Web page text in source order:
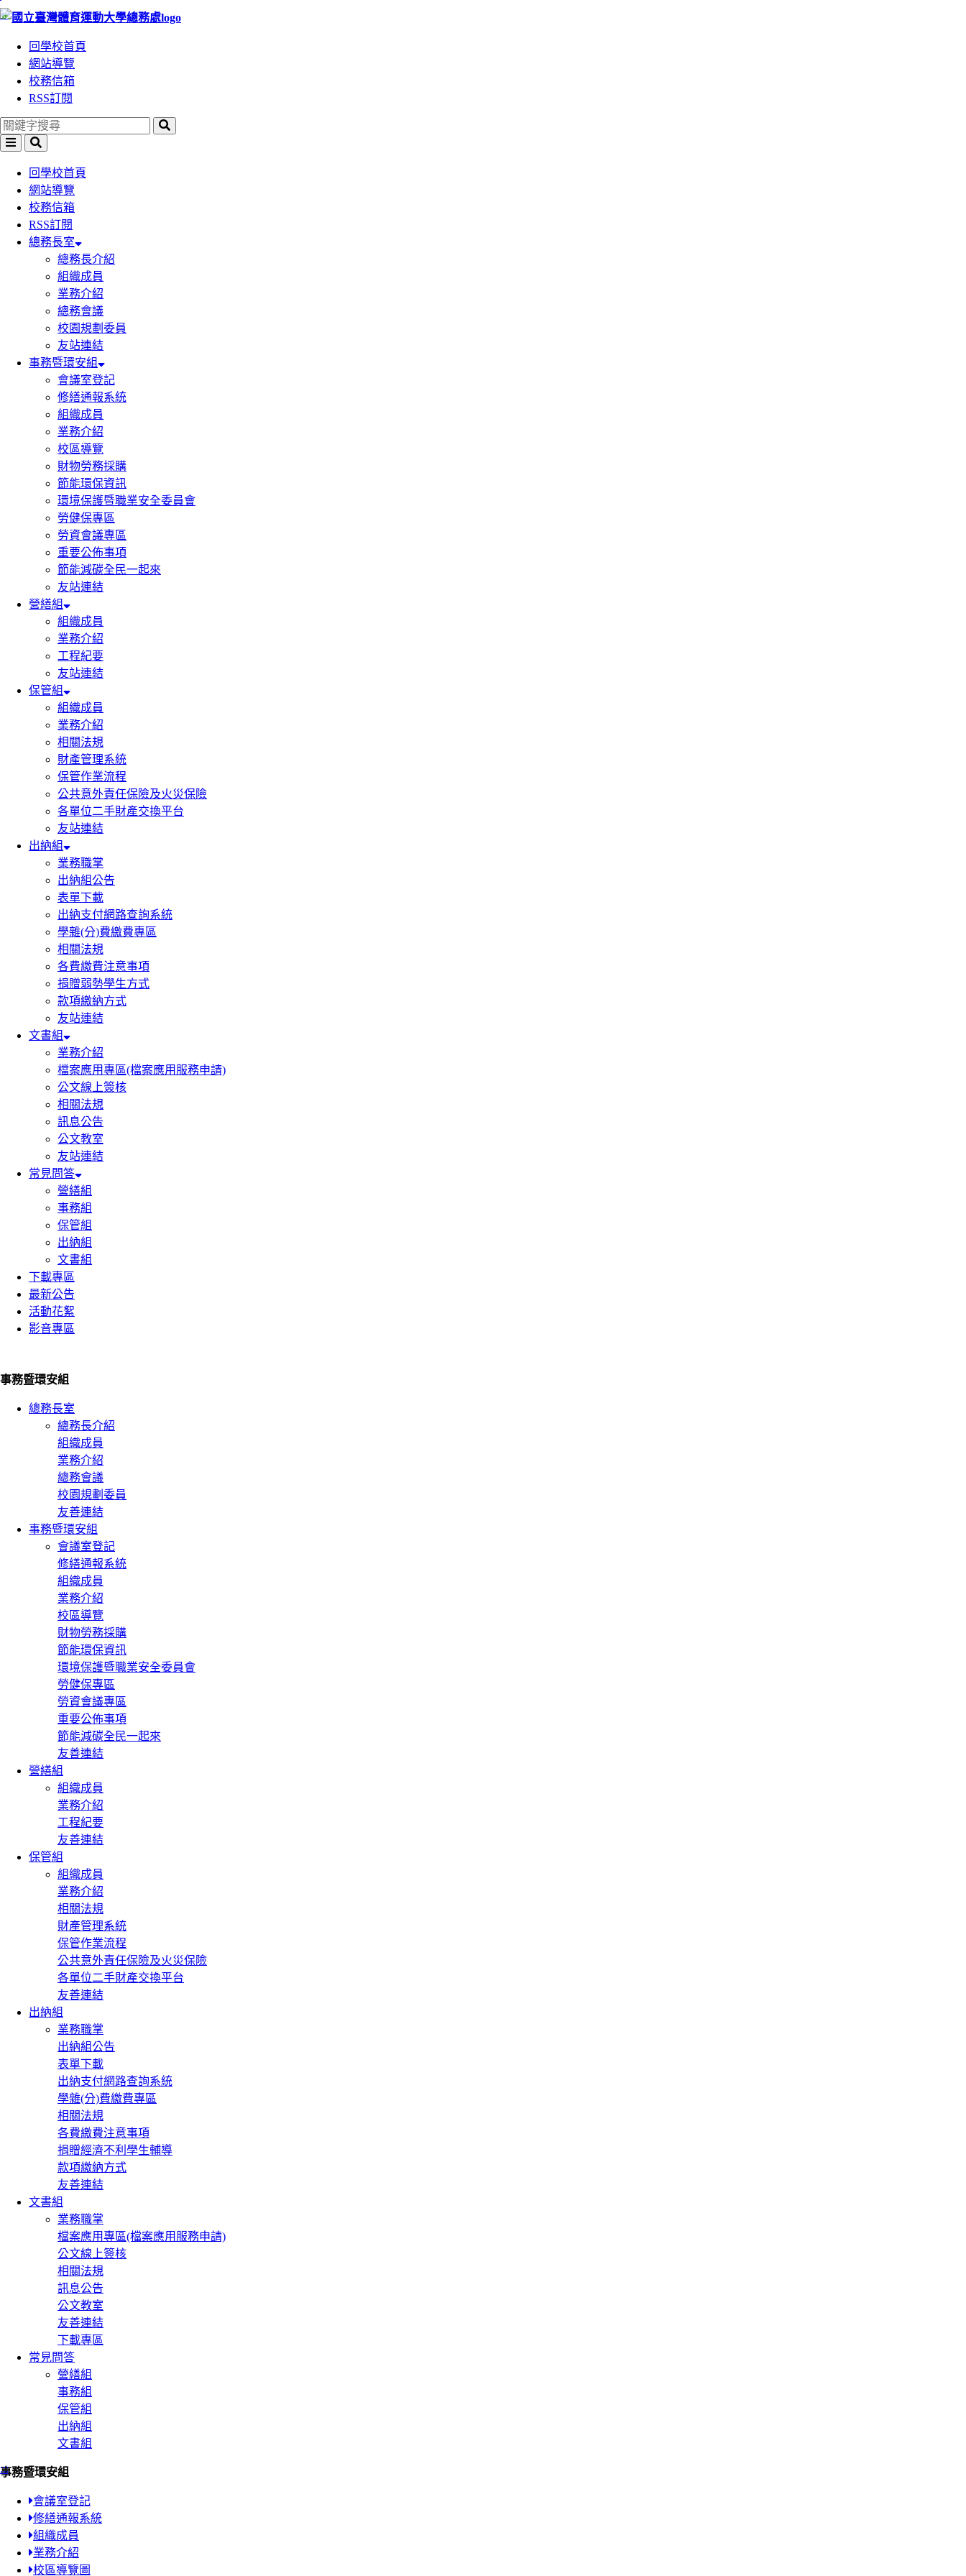
跳
區
塊
跳
區
塊
:::
回學校首頁
網站導覽
校務信箱
RSS訂閱
回學校首頁
網站導覽
校務信箱
RSS訂閱
總務長室
總務長介紹
組織成員
業務介紹
總務會議
校園規劃委員
友站連結
事務暨環安組
會議室登記
修繕通報系統
組織成員
業務介紹
校區導覽
財物勞務採購
節能環保資訊
環境保護暨職業安全委員會
勞健保專區
勞資會議專區
重要公佈事項
節能減碳全民一起來
友站連結
營繕組
組織成員
業務介紹
工程紀要
友站連結
保管組
組織成員
業務介紹
相關法規
財產管理系統
保管作業流程
公共意外責任保險及火災保險
各單位二手財產交換平台
友站連結
出納組
業務職掌
出納組公告
表單下載
出納支付網路查詢系統
學雜(分)費繳費專區
相關法規
各費繳費注意事項
捐贈弱勢學生方式
款項繳納方式
友站連結
文書組
業務介紹
檔案應用專區(檔案應用服務申請)
公文線上簽核
相關法規
訊息公告
公文教室
友站連結
常見問答
營繕組
事務組
保管組
出納組
文書組
下載專區
最新公告
活動花絮
影音專區
事務暨環安組
總務長室
總務長介紹
組織成員
業務介紹
總務會議
校園規劃委員
友善連結
事務暨環安組
會議室登記
修繕通報系統
組織成員
業務介紹
校區導覽
財物勞務採購
節能環保資訊
環境保護暨職業安全委員會
勞健保專區
勞資會議專區
重要公佈事項
節能減碳全民一起來
友善連結
營繕組
組織成員
業務介紹
工程紀要
友善連結
保管組
組織成員
業務介紹
相關法規
財產管理系統
保管作業流程
公共意外責任保險及火災保險
各單位二手財產交換平台
友善連結
出納組
業務職掌
出納組公告
表單下載
出納支付網路查詢系統
學雜(分)費繳費專區
相關法規
各費繳費注意事項
捐贈經濟不利學生輔導
款項繳納方式
友善連結
文書組
業務職掌
檔案應用專區(檔案應用服務申請)
公文線上簽核
相關法規
訊息公告
公文教室
友善連結
下載專區
常見問答
營繕組
事務組
保管組
出納組
文書組
:::
事務暨環安組
會議室登記
修繕通報系統
組織成員
業務介紹
校區導覽圖